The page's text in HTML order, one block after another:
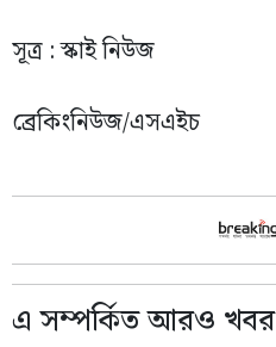
সূত্র : স্কাই নিউজ
ব্রেকিংনিউজ/এসএইচ
এ সম্পর্কিত আরও খবর